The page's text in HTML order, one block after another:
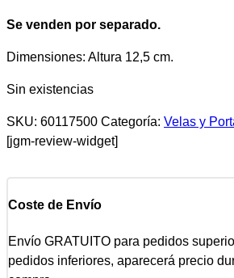
Se venden por separado.
Dimensiones: Altura 12,5 cm.
Sin existencias
SKU: 60117500 Categoría: Velas y
[jgm-review-widget]
Coste de Envío
Envío GRATUITO para pedidos
pedidos inferiores, aparecerá precio